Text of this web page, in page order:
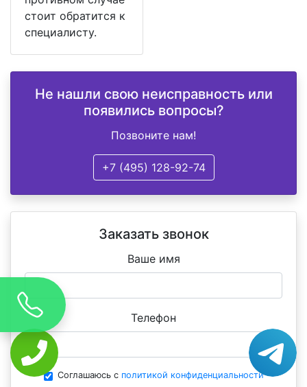
стоит обратится к
специалисту.
Не нашли свою неисправность или
появились вопросы?
Позвоните нам!
+7 (495) 128-92-74
Заказать звонок
Ваше имя
Телефон
Соглашаюсь с политикой конфиденциальности